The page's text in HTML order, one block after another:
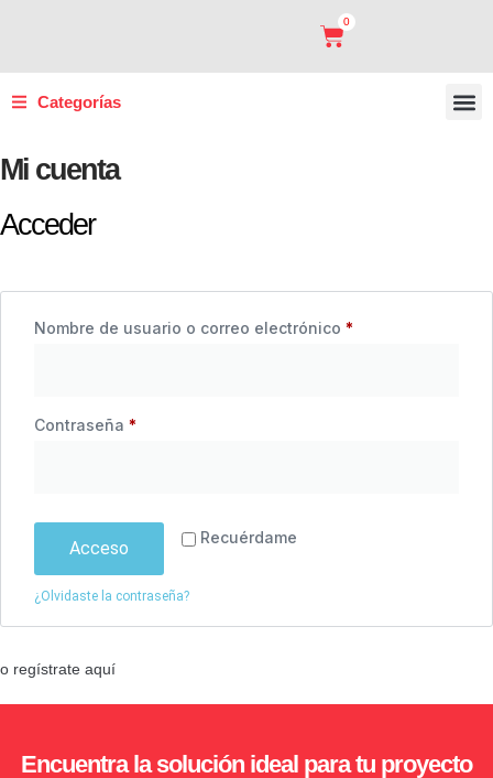
0
Categorías
Mi cuenta
Acceder
Nombre de usuario o correo electrónico *
Contraseña *
Recuérdame
Acceso
¿Olvidaste la contraseña?
o regístrate aquí
Encuentra la solución ideal para tu proyecto